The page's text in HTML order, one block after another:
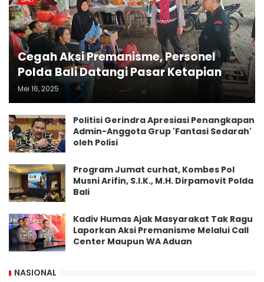
Cegah Aksi Premanisme, Personel
Polda Bali Datangi Pasar Ketapian
Mei 16, 2025
Politisi Gerindra Apresiasi Penangkapan
Admin-Anggota Grup 'Fantasi Sedarah'
oleh Polisi
Program Jumat curhat, Kombes Pol
Musni Arifin, S.I.K., M.H. Dirpamovit Polda
Bali
Kadiv Humas Ajak Masyarakat Tak Ragu
Laporkan Aksi Premanisme Melalui Call
Center Maupun WA Aduan
NASIONAL